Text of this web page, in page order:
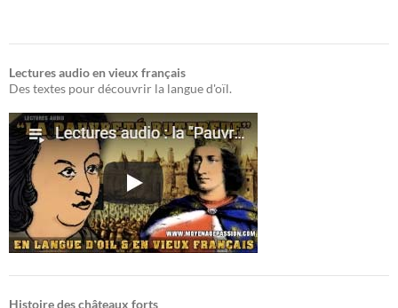
Lectures audio en vieux français
Des textes pour découvrir la langue d'oïl.
Histoire des châteaux forts